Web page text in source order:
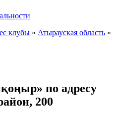
клубы » Атырауская область »
по адресу
200